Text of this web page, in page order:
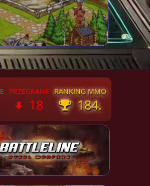
18 184.